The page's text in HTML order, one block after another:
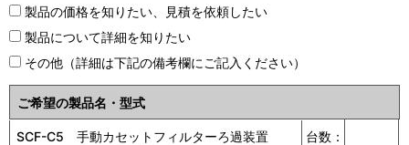
製品の価格を知りたい、見積を依頼したい
製品について詳細を知りたい
その他（詳細は下記の備考欄にご記入ください）
ご希望の製品名・型式
台数：